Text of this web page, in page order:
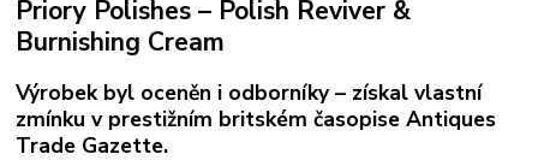
Priory Polishes – Polish Reviver &
Burnishing Cream
Výrobek byl oceněn i odborníky – získal vlastní
zmínku v prestižním britském časopise Antiques
Trade Gazette.